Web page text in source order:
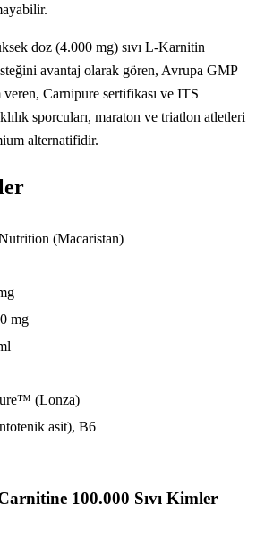
doz (4.000 mg) sıvı L-Karnitin
avantaj olarak gören, Avrupa GMP
veren, Carnipure sertifikası ve ITS
sporcuları, maraton ve triatlon atletleri
alternatifidir.
(Macaristan)
mg
(Lonza)
asit), B6
100.000 Sıvı Kimler